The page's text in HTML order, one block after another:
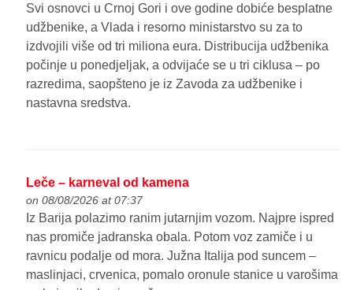
Svi osnovci u Crnoj Gori i ove godine dobiće besplatne
udžbenike, a Vlada i resorno ministarstvo su za to
izdvojili više od tri miliona eura. Distribucija udžbenika
počinje u ponedjeljak, a odvijaće se u tri ciklusa – po
razredima, saopšteno je iz Zavoda za udžbenike i
nastavna sredstva.
Leče – karneval od kamena
on 08/08/2026 at 07:37
Iz Barija polazimo ranim jutarnjim vozom. Najpre ispred
nas promiče jadranska obala. Potom voz zamiče i u
ravnicu podalje od mora. Južna Italija pod suncem –
maslinjaci, crvenica, pomalo oronule stanice u varošima